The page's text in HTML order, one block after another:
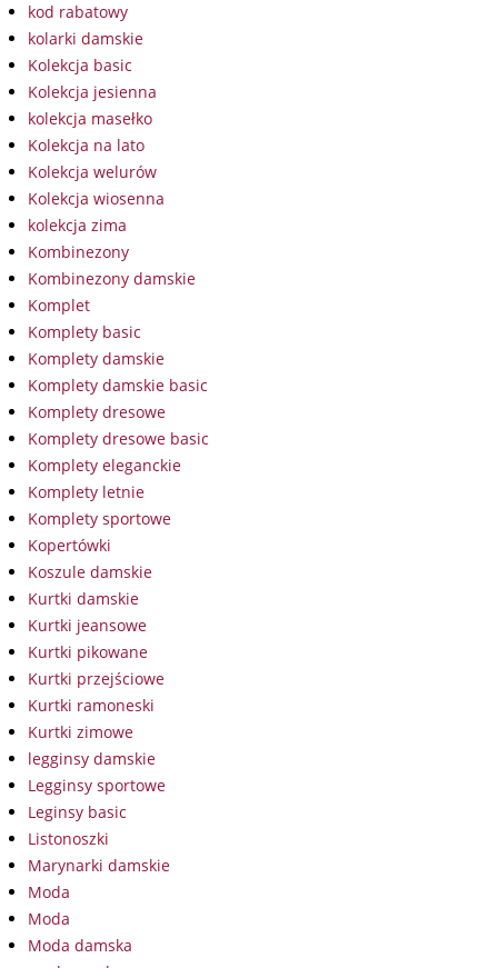
kod rabatowy
kolarki damskie
Kolekcja basic
Kolekcja jesienna
kolekcja masełko
Kolekcja na lato
Kolekcja welurów
Kolekcja wiosenna
kolekcja zima
Kombinezony
Kombinezony damskie
Komplet
Komplety basic
Komplety damskie
Komplety damskie basic
Komplety dresowe
Komplety dresowe basic
Komplety eleganckie
Komplety letnie
Komplety sportowe
Kopertówki
Koszule damskie
Kurtki damskie
Kurtki jeansowe
Kurtki pikowane
Kurtki przejściowe
Kurtki ramoneski
Kurtki zimowe
legginsy damskie
Legginsy sportowe
Leginsy basic
Listonoszki
Marynarki damskie
Moda
Moda
Moda damska